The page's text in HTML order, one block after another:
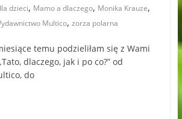
dzieci, Mamo a dlaczego, Monika Krauze,
Multico, zorza polarna
temu podzieliłam się z Wami
dlaczego, jak i po co?” od
do